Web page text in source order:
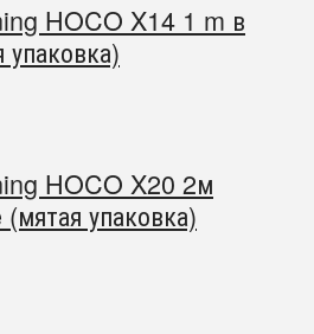
HOCO X14 1 m в
HOCO X20 2м
упаковка)